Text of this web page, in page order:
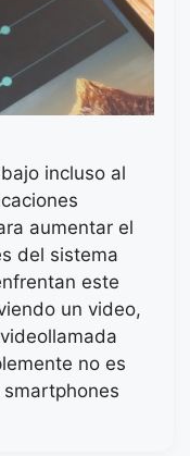
incluso al
aumentar el
del sistema
este
un video,
no es